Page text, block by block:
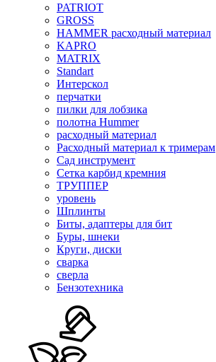
PATRIOT
GROSS
HAMMER расходный материал
KAPRO
MATRIX
Standart
Интерскол
перчатки
пилки для лобзика
полотна Hummer
расходный материал
Расходный материал к тримерам
Сад инструмент
Сетка карбид кремния
ТРУППЕР
уровень
Шплинты
Биты, адаптеры для бит
Буры, шнеки
Круги, диски
сварка
сверла
Бензотехника